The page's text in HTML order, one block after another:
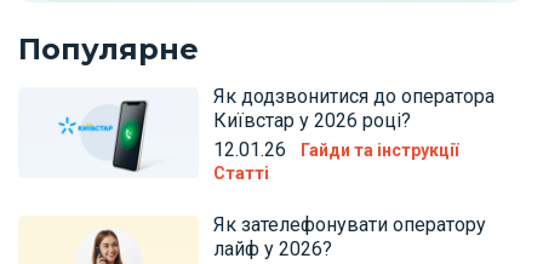
Популярне
Як додзвонитися до оператора
Київстар у 2026 році?
12.01.26
Гайди та інструкції
Статті
Як зателефонувати оператору
лайф у 2026?